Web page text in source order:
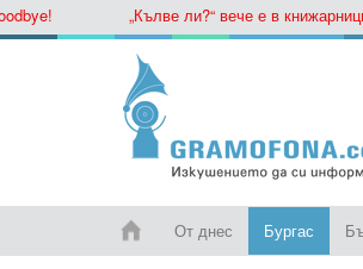
„Кълве ли?“ вече е в книжарници
От днес Бургас